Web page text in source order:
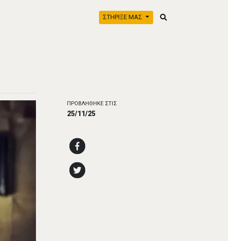
ΣΤΗΡΙΞΕ ΜΑΣ
ΠΡΟΒΛΗΘΗΚΕ ΣΤΙΣ
25/11/25